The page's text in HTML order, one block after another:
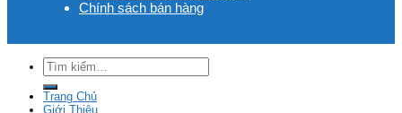
Chính sách bán hàng
Tìm
kiếm:
Trang Chủ
Giới Thiệu